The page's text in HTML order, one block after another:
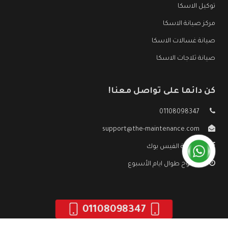
توكيل الاسكا
مركز صيانة الاسكا
صيانة غسالات الاسكا
صيانة ثلاجات الاسكا
كن دائما على تواصل معنا!
01108098347
support@the-maintenance.com
صفحة الفيس بوك
مفتوح طوال ايام الأسبوع
01108098347